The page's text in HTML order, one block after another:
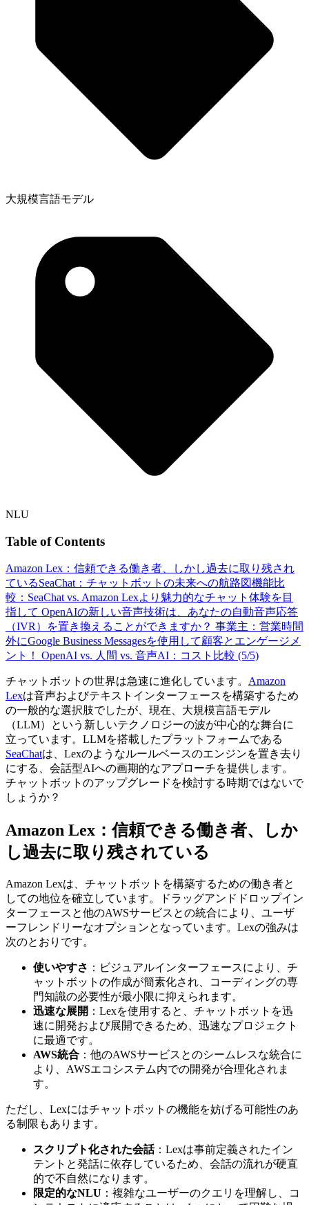
大規模言語モデル
NLU
Table of Contents
Amazon Lex：信頼できる働き者、しかし過去に取り残され
ているSeaChat：チャットボットの未来への航路図機能比
較：SeaChat vs. Amazon Lexより魅力的なチャット体験を目
指して OpenAIの新しい音声技術は、あなたの自動音声応答
（IVR）を置き換えることができますか？ 事業主：営業時間
外にGoogle Business Messagesを使用して顧客とエンゲージメ
ント！ OpenAI vs. 人間 vs. 音声AI：コスト比較 (5/5)
チャットボットの世界は急速に進化しています。 Amazon
Lexは音声およびテキストインターフェースを構築するため
の一般的な選択肢でしたが、現在、大規模言語モデル
（LLM）という新しいテクノロジーの波が中心的な舞台に
立っています。LLMを搭載したプラットフォームである
SeaChatは、Lexのようなルールベースのエンジンを置き去り
にする、会話型AIへの画期的なアプローチを提供します。
チャットボットのアップグレードを検討する時期ではないで
しょうか？
Amazon Lex：信頼できる働き者、しか
し過去に取り残されている
Amazon Lexは、チャットボットを構築するための働き者と
しての地位を確立しています。ドラッグアンドドロップイン
ターフェースと他のAWSサービスとの統合により、ユーザ
ーフレンドリーなオプションとなっています。Lexの強みは
次のとおりです。
使いやすさ ：ビジュアルインターフェースにより、チ
ャットボットの作成が簡素化され、コーディングの専
門知識の必要性が最小限に抑えられます。
迅速な展開 ：Lexを使用すると、チャットボットを迅
速に開発および展開できるため、迅速なプロジェクト
に最適です。
AWS統合 ：他のAWSサービスとのシームレスな統合に
より、AWSエコシステム内での開発が合理化されま
す。
ただし、Lexにはチャットボットの機能を妨げる可能性のあ
る制限もあります。
スクリプト化された会話：Lexは事前定義されたイン
テントと発話に依存しているため、会話の流れが硬直
的で不自然になります。
限定的なNLU ：複雑なユーザーのクエリを理解し、コ